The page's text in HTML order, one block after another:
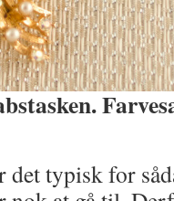
det typisk for